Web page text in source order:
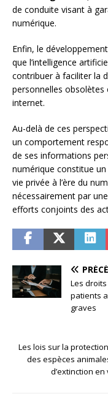
de conduite visant à
numérique.
Enfin, le
que l’intelligence
contribuer à faciliter la
personnelles
internet.
Au-delà de ces
un comportement
de ses informations
numérique constitue
vie privée à l’ère du
nécessairement par
efforts conjoints des
Les
patients
graves
Les lois sur la
des espèces
d’extinction